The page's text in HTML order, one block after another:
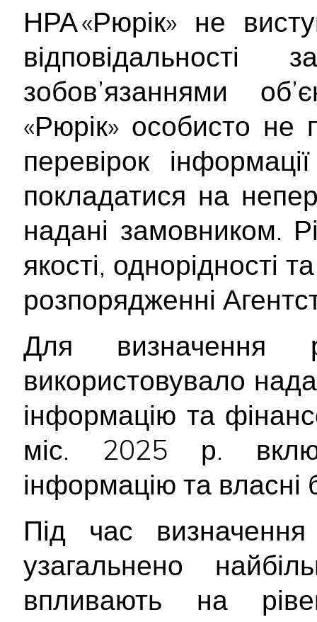
НРА «Рюрік» не
зобов’язаннями
«Рюрік» особисто не
перевірок
покладатися на
надані замовником.
якості, однорідності
розпорядженні
Для визначення
використовувало
інформацію та
міс. 2025 р.
інформацію та власні
Під час визначення
узагальнено
впливають на